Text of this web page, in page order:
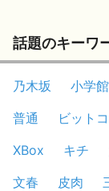
話題のキーワ
乃木坂 小学館
普通
ビット
XBox
キチ
文春
皮肉